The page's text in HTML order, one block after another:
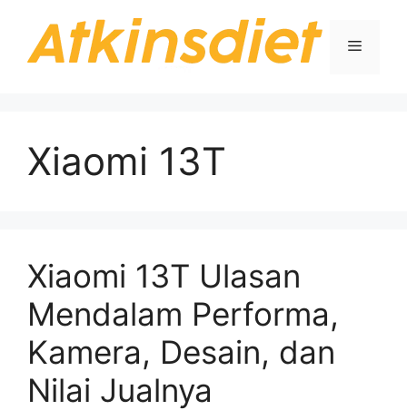
Menu
Xiaomi 13T
Xiaomi 13T Ulasan
Mendalam Performa,
Kamera, Desain, dan
Nilai Jualnya